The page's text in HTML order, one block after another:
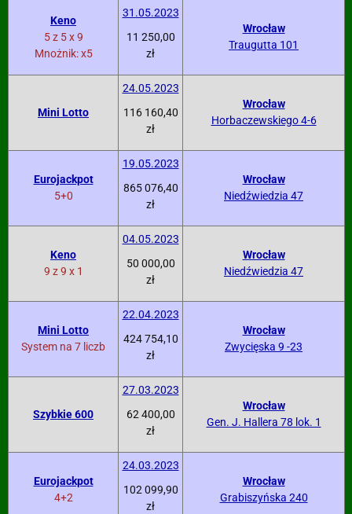
Keno
5 z 5 x 9
Mnożnik: x5
31.05.2023
11 250,00
zł
Wrocław
Traugutta 101
Mini Lotto
24.05.2023
116 160,40
zł
Wrocław
Horbaczewskiego 4-6
Eurojackpot
5+0
19.05.2023
865 076,40
zł
Wrocław
Niedźwiedzia 47
Keno
9 z 9 x 1
04.05.2023
50 000,00
zł
Wrocław
Niedźwiedzia 47
Mini Lotto
System na 7 liczb
22.04.2023
424 754,10
zł
Wrocław
Zwycięska 9 -23
Szybkie 600
27.03.2023
62 400,00
zł
Wrocław
Gen. J. Hallera 78 lok. 1
Eurojackpot
4+2
24.03.2023
102 099,90
zł
Wrocław
Grabiszyńska 240